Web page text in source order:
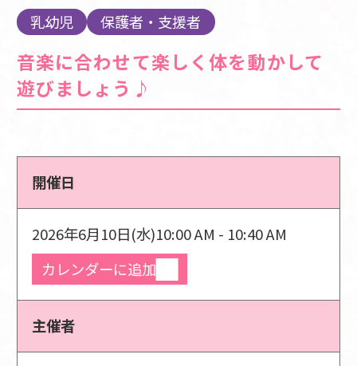
乳幼児 保護者・支援者
音楽に合わせて楽しく体を動かして
遊びましょう♪
開催日
2026年6月10日(水)10:00 AM - 10:40 AM
カレンダーに追加
主催者